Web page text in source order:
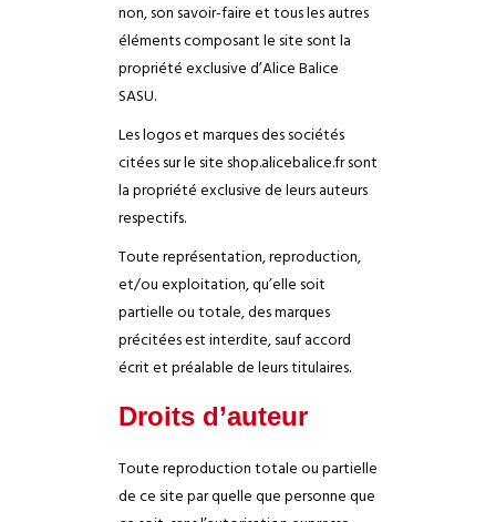
non, son savoir-faire et tous les autres
éléments composant le site sont la
propriété exclusive d’Alice Balice
SASU.
Les logos et marques des sociétés
citées sur le site shop.alicebalice.fr sont
la propriété exclusive de leurs auteurs
respectifs.
Toute représentation, reproduction,
et/ou exploitation, qu’elle soit
partielle ou totale, des marques
précitées est interdite, sauf accord
écrit et préalable de leurs titulaires.
Droits d’auteur
Toute reproduction totale ou partielle
de ce site par quelle que personne que